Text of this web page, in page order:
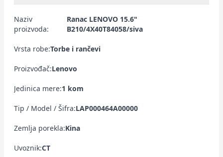
Naziv
proizvoda:
Ranac LENOVO 15.6"
B210/4X40T84058/siva
Vrsta robe:Torbe i rančevi
Proizvođač:Lenovo
Jedinica mere:1 kom
Tip / Model / Šifra:LAP000464A00000
Zemlja porekla:Kina
Uvoznik:CT